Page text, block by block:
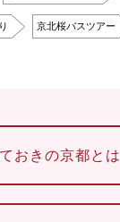
京北桜バスツアー
おきの京都とは